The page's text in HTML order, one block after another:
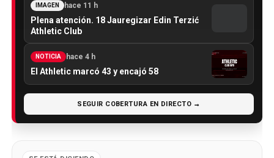
IMAGEN hace 11 h
Plena atención. 18 Jauregizar Edin Terzić
Athletic Club
NOTICIA hace 4 h
El Athletic marcó 43 y encajó 58
SEGUIR COBERTURA EN DIRECTO →